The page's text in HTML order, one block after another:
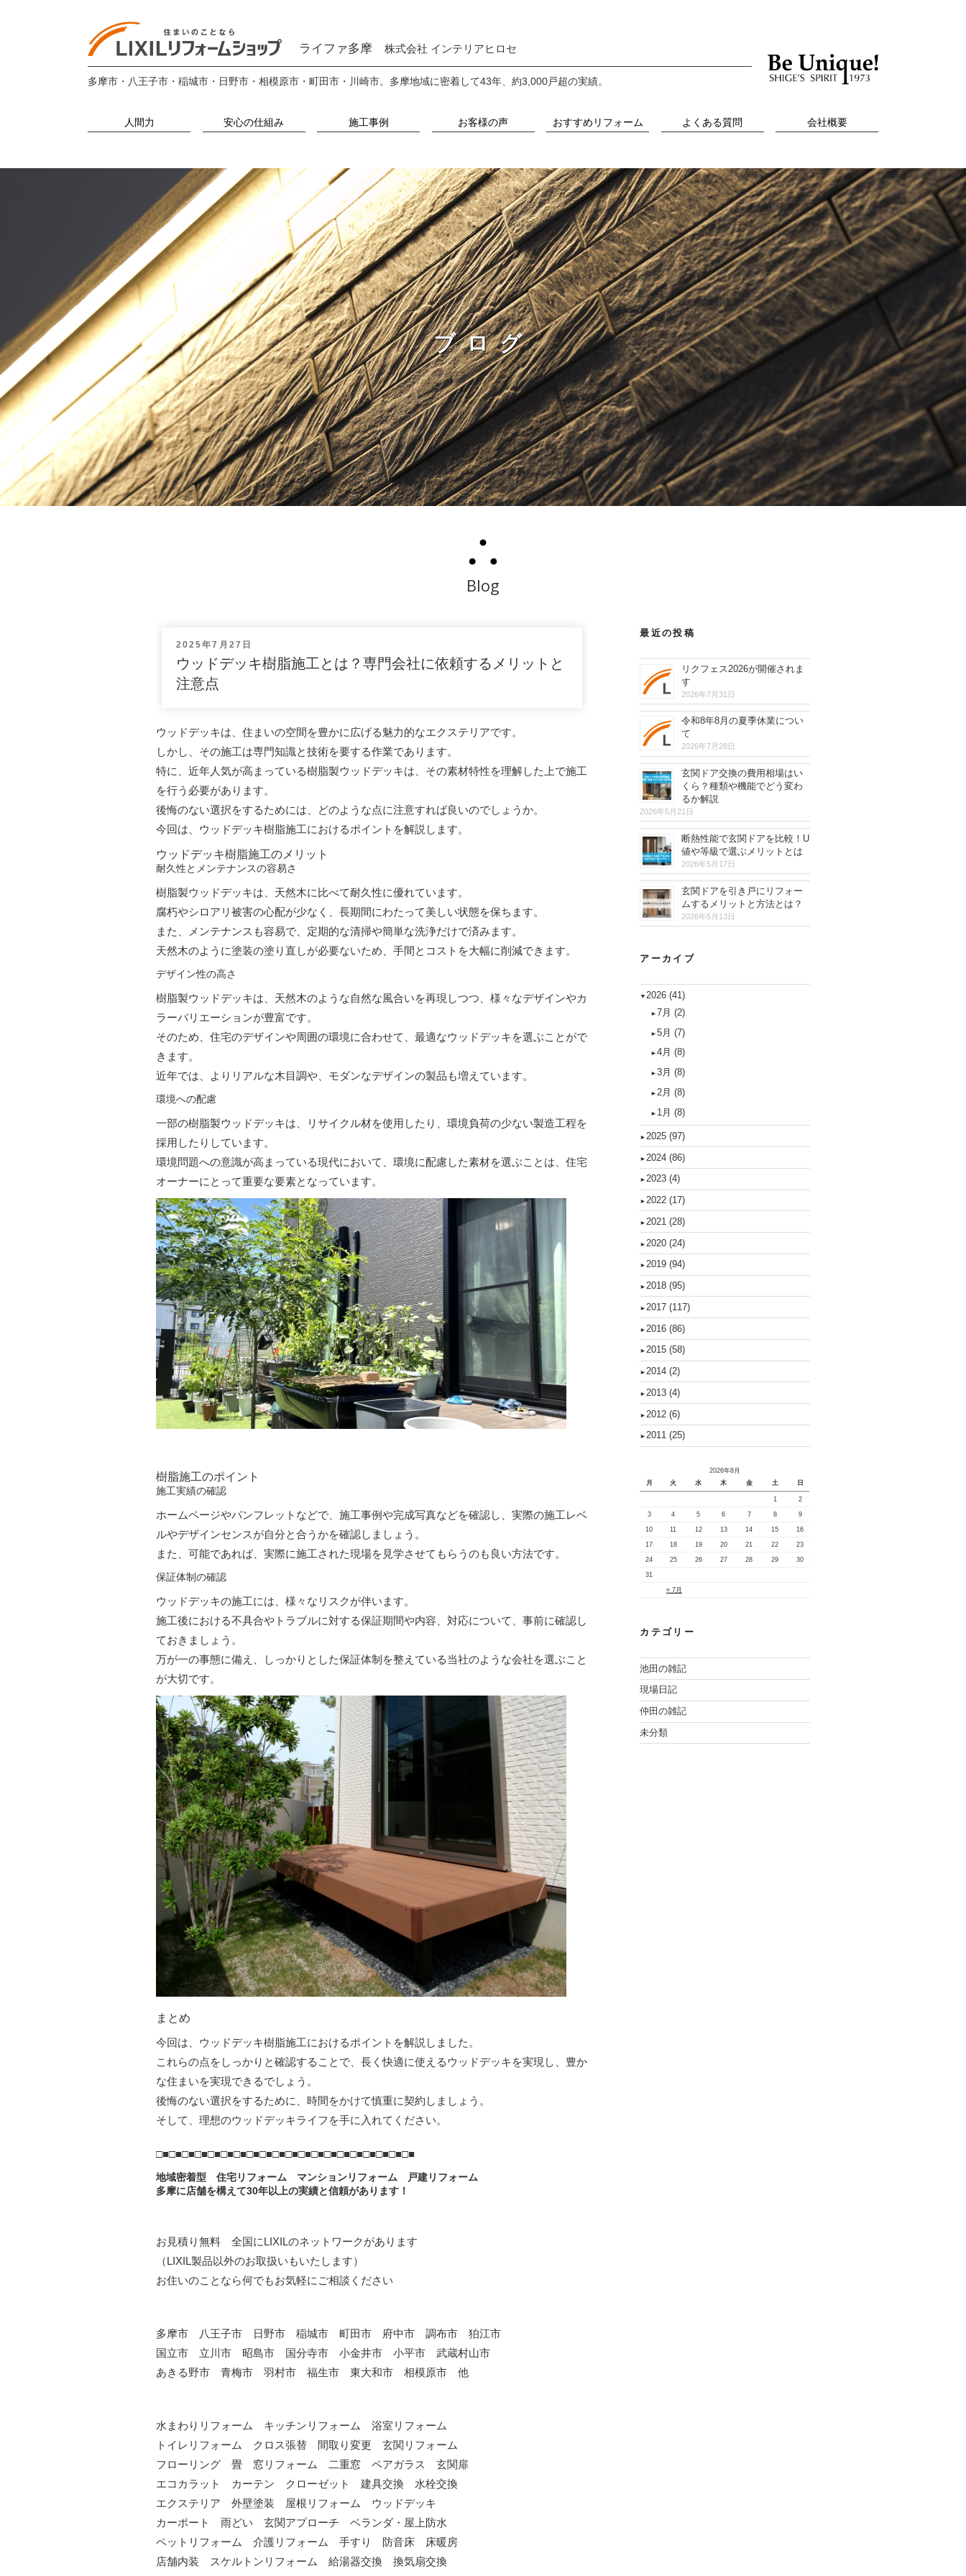
ライファ多摩株式会社 インテリアヒロセ
多摩市・八王子市・稲城市・日野市・相模原市・町田市・川崎市。 多摩地域に密着して43年、約3,000戸超の実績。
人間力 安心の仕組み 施工事例 お客様の声 おすすめリフォーム よくある質問 会社概要
ブログ
Blog
投
稿
日:
2025年7月27日
ウッドデッキ樹脂施工とは？専門会社に依頼するメリットと
注意点
ウッドデッキは、住まいの空間を豊かに広げる魅力的なエクステリアです。
しかし、その施工は専門知識と技術を要する作業であります。
特に、近年人気が高まっている樹脂製ウッドデッキは、その素材特性を理解した上で施工
を行う必要があります。
後悔のない選択をするためには、どのような点に注意すれば良いのでしょうか。
今回は、ウッドデッキ樹脂施工におけるポイントを解説します。
ウッドデッキ樹脂施工のメリット
耐久性とメンテナンスの容易さ
樹脂製ウッドデッキは、天然木に比べて耐久性に優れています。
腐朽やシロアリ被害の心配が少なく、長期間にわたって美しい状態を保ちます。
また、メンテナンスも容易で、定期的な清掃や簡単な洗浄だけで済みます。
天然木のように塗装の塗り直しが必要ないため、手間とコストを大幅に削減できます。
デザイン性の高さ
樹脂製ウッドデッキは、天然木のような自然な風合いを再現しつつ、様々なデザインやカ
ラーバリエーションが豊富です。
そのため、住宅のデザインや周囲の環境に合わせて、最適なウッドデッキを選ぶことがで
きます。
近年では、よりリアルな木目調や、モダンなデザインの製品も増えています。
環境への配慮
一部の樹脂製ウッドデッキは、リサイクル材を使用したり、環境負荷の少ない製造工程を
採用したりしています。
環境問題への意識が高まっている現代において、環境に配慮した素材を選ぶことは、住宅
オーナーにとって重要な要素となっています。
樹脂施工のポイント
施工実績の確認
ホームページやパンフレットなどで、施工事例や完成写真などを確認し、実際の施工レベ
ルやデザインセンスが自分と合うかを確認しましょう。
また、可能であれば、実際に施工された現場を見学させてもらうのも良い方法です。
保証体制の確認
ウッドデッキの施工には、様々なリスクが伴います。
施工後における不具合やトラブルに対する保証期間や内容、対応について、事前に確認し
ておきましょう。
万が一の事態に備え、しっかりとした保証体制を整えている当社のような会社を選ぶこと
が大切です。
まとめ
今回は、ウッドデッキ樹脂施工におけるポイントを解説しました。
これらの点をしっかりと確認することで、長く快適に使えるウッドデッキを実現し、豊か
な住まいを実現できるでしょう。
後悔のない選択をするために、時間をかけて慎重に契約しましょう。
そして、理想のウッドデッキライフを手に入れてください。
□■□■□■□■□■□■□■□■□■□■□■□■□■□■□■□■□■□■□■□■
地域密着型 住宅リフォーム マンションリフォーム 戸建リフォーム
多摩に店舗を構えて30年以上の実績と信頼があります！
お見積り無料 全国にLIXILのネットワークがあります
（LIXIL製品以外のお取扱いもいたします）
お住いのことなら何でもお気軽にご相談ください
多摩市 八王子市 日野市 稲城市 町田市 府中市 調布市 狛江市
国立市 立川市 昭島市 国分寺市 小金井市 小平市 武蔵村山市
あきる野市 青梅市 羽村市 福生市 東大和市 相模原市 他
水まわりリフォーム キッチンリフォーム 浴室リフォーム
トイレリフォーム クロス張替 間取り変更 玄関リフォーム
フローリング 畳 窓リフォーム 二重窓 ペアガラス 玄関扉
エコカラット カーテン クローゼット 建具交換 水栓交換
エクステリア 外壁塗装 屋根リフォーム ウッドデッキ
カーポート 雨どい 玄関アプローチ ベランダ・屋上防水
ペットリフォーム 介護リフォーム 手すり 防音床 床暖房
店舗内装 スケルトンリフォーム 給湯器交換 換気扇交換
最近の投稿
リクフェス2026が開催されま
す
2026年7月31日
令和8年8月の夏季休業につい
て
2026年7月28日
玄関ドア交換の費用相場はい
くら？種類や機能でどう変わ
るか解説
2026年5月21日
断熱性能で玄関ドアを比較！U
値や等級で選ぶメリットとは
2026年5月17日
玄関ドアを引き戸にリフォー
ムするメリットと方法とは？
2026年5月13日
アーカイブ
▼ 2026(41)
► 7月(2)
►5月(7)
►4月(8)
►3月(8)
► 2月(8)
► 1月(8)
► 2025(97)
► 2024(86)
►2023(4)
►2022(17)
► 2021(28)
► 2020(24)
►2019(94)
►2018(95)
► 2017(117)
► 2016(86)
►2015(58)
►2014(2)
► 2013(4)
► 2012(6)
►2011(25)
2026年8月
月
火 水 木 金 土 日
« 7月
1 2
3 4 5 6 7 8 9
10 11 12 13 14 15 16
17 18 19 20 21 22 23
24 25 26 27 28 29 30
31
カテゴリー
池田の雑記
現場日記
仲田の雑記
未分類